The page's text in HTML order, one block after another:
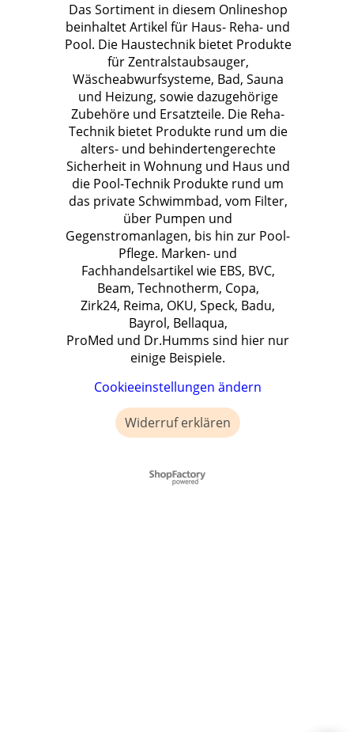
Das Sortiment in diesem Onlineshop
beinhaltet Artikel für Haus- Reha- und
Pool. Die Haustechnik bietet Produkte
für Zentralstaubsauger,
Wäscheabwurfsysteme, Bad, Sauna
und Heizung, sowie dazugehörige
Zubehöre und Ersatzteile. Die Reha-
Technik bietet Produkte rund um die
alters- und behindertengerechte
Sicherheit in Wohnung und Haus und
die Pool-Technik Produkte rund um
das private Schwimmbad, vom Filter,
über Pumpen und
Gegenstromanlagen, bis hin zur Pool-
Pflege. Marken- und
Fachhandelsartikel wie EBS, BVC,
Beam, Technotherm, Copa,
Zirk24, Reima, OKU, Speck, Badu,
Bayrol, Bellaqua,
ProMed und Dr.Humms sind hier nur
einige Beispiele.
Cookieeinstellungen ändern
Widerruf erklären
WebShop erstellt mit ShopFactory Shop Software.